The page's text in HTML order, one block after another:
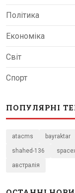
Політика
Економіка
Світ
Спорт
ПОПУЛЯРНІ
atacms bayraktar
shahed-136
австралія